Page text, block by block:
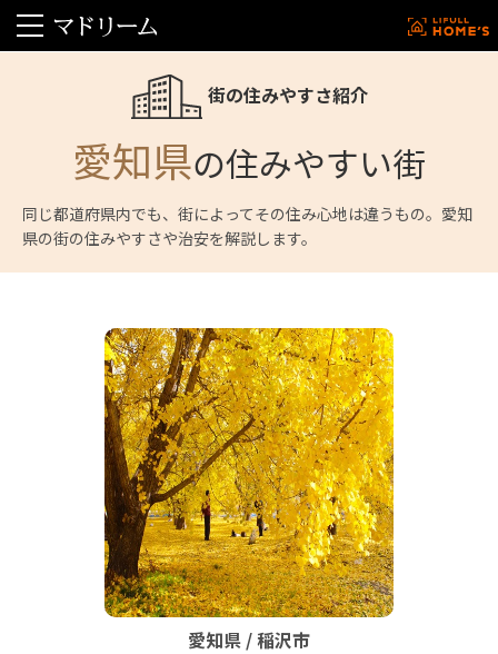
街の住みやすさ紹介
愛知県の住みやすい街
同じ都道府県内でも、街によってその住み心地は違うもの。愛知
県の街の住みやすさや治安を解説します。
愛知県 / 稲沢市